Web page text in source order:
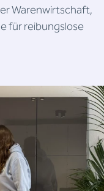
Warenwirtschaft,
für reibungslose